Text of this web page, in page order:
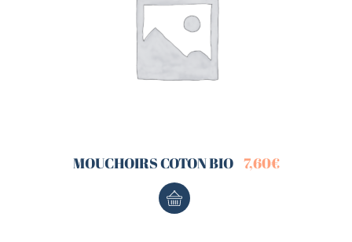
MOUCHOIRS COTON BIO 7,60€